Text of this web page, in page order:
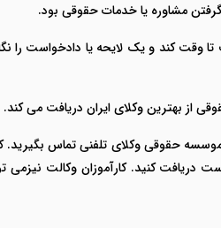
مشاوره یا خدمات حقوقی بود.
وقت کند و یک لایحه یا دادخواست را
از بهترین وکلای ایران دریافت می کند.
به صورت شبانه روزی و 24 ساعته می توانید با موسسه
دریافت کنید. کارآموزان وکالت